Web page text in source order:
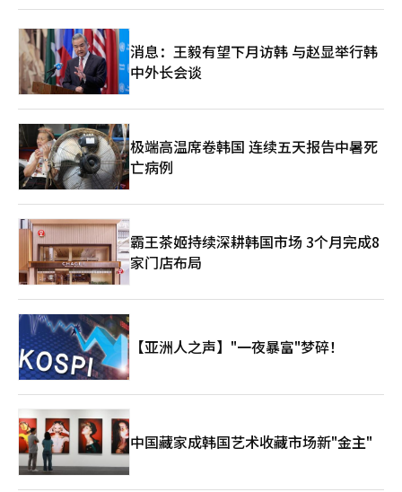
消息：王毅有望下月访韩 与赵显举行韩
中外长会谈
极端高温席卷韩国 连续五天报告中暑死
亡病例
霸王茶姬持续深耕韩国市场 3个月完成8
家门店布局
【亚洲人之声】"一夜暴富"梦碎！
中国藏家成韩国艺术收藏市场新"金主"